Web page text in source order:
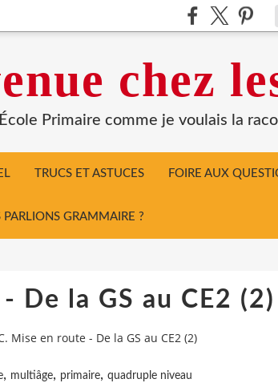
chez
Primaire comme je voulais la
TRUCS ET ASTUCES FOIRE AUX
PARLIONS GRAMMAIRE ?
De la GS au CE2 (2)
Mise en route - De la GS au CE2 (2)
, multiâge, primaire, quadruple niveau